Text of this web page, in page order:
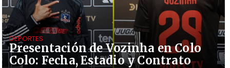
Presentación de Vozinha en Colo
Colo: Fecha, Estadio y Contrato
DEPORTES